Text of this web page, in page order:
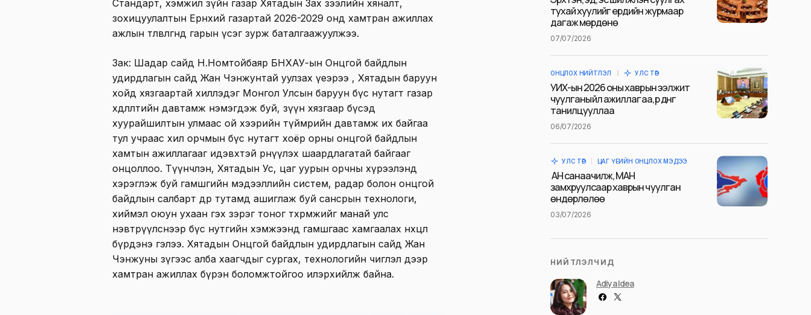
Стандарт, хэмжил зүйн газар Хятадын Зах зээлийн хяналт,
зохицуулалтын Ерөнхий газартай 2026-2029 онд хамтран ажиллах
ажлын төлөвлөгөөндөө гарын үсэг зурж баталгаажуулжээ.
Зак: Шадар сайд Н.Номтойбаяр БНХАУ-ын Онцгой байдлын
удирдлагын сайд Жан Чэнжунтай уулзах үеэрээ , Хятадын баруун
хойд хязгаартай хиллэдэг Монгол Улсын баруун бүс нутагт газар
хөдлөлтийн давтамж нэмэгдэж буй, зүүн хязгаар бүсэд
хуурайшилтын улмаас ой хээрийн түймрийн давтамж их байгаа
тул учраас хил орчмын бүс нутагт хоёр орны онцгой байдлын
хамтын ажиллагааг идэвхтэй өрнүүлэх шаардлагатай байгааг
онцоллоо. Түүнчлэн, Хятадын Ус, цаг уурын орчны хүрээлэнд
хэрэглэж буй гамшгийн мэдээллийн систем, радар болон онцгой
байдлын салбарт өдөр тутамд ашиглаж буй сансрын технологи,
хиймэл оюун ухаан гэх зэрэг тоног төхөөрөмжийг манай улс
нэвтрүүлснээр бүс нутгийн хэмжээнд гамшгаас хамгаалах нөхцөл
бүрдэнэ гэлээ. Хятадын Онцгой байдлын удирдлагын сайд Жан
Чэнжуны зүгээс алба хаагчдыг сургах, технологийн чиглэл дээр
хамтран ажиллах бүрэн боломжтойгоо илэрхийлж байна.
тухай хуулийг ердийн журмаар
дагаж мөрдөнө
07/07/2026
ОНЦЛОХ НИЙТЛЭЛ УЛС ТӨР
УИХ-ын 2026 оны хаврын ээлжит
чуулганы үйл ажиллагаа, үр дүнг
танилцууллаа
06/07/2026
УЛС ТӨР ЦАГ ҮЕИЙН ОНЦЛОХ МЭДЭЭ
АН санаачилж, МАН
замхруулсаар хаврын чуулган
өндөрлөлөө
03/07/2026
НИЙТЛЭЛЧИД
Adiya Idea